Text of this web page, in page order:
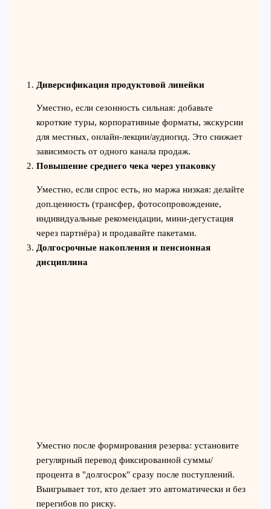
Диверсификация продуктовой линейки
Уместно, если сезонность сильная: добавьте
короткие туры, корпоративные форматы, экскурсии
для местных, онлайн-лекции/аудиогид. Это снижает
зависимость от одного канала продаж.
Повышение среднего чека через упаковку
Уместно, если спрос есть, но маржа низкая: делайте
доп.ценность (трансфер, фотосопровождение,
индивидуальные рекомендации, мини-дегустация
через партнёра) и продавайте пакетами.
Долгосрочные накопления и пенсионная
дисциплина
Уместно после формирования резерва: установите
регулярный перевод фиксированной суммы/
процента в "долгосрок" сразу после поступлений.
Выигрывает тот, кто делает это автоматически и без
перегибов по риску.